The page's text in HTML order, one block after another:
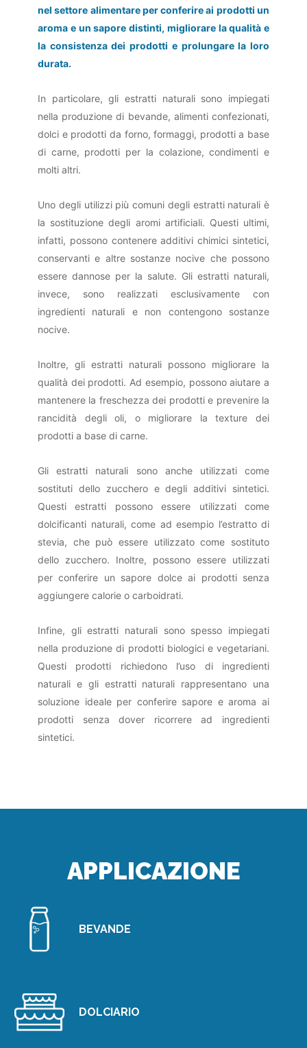
nel settore alimentare per conferire ai prodotti un
aroma e un sapore distinti, migliorare la qualità e
la consistenza dei prodotti e prolungare la loro
durata.
In particolare, gli estratti naturali sono impiegati
nella produzione di bevande, alimenti confezionati,
dolci e prodotti da forno, formaggi, prodotti a base
di carne, prodotti per la colazione, condimenti e
molti altri.
Uno degli utilizzi più comuni degli estratti naturali è
la sostituzione degli aromi artificiali. Questi ultimi,
infatti, possono contenere additivi chimici sintetici,
conservanti e altre sostanze nocive che possono
essere dannose per la salute. Gli estratti naturali,
invece, sono realizzati esclusivamente con
ingredienti naturali e non contengono sostanze
nocive.
Inoltre, gli estratti naturali possono migliorare la
qualità dei prodotti. Ad esempio, possono aiutare a
mantenere la freschezza dei prodotti e prevenire la
rancidità degli oli, o migliorare la texture dei
prodotti a base di carne.
Gli estratti naturali sono anche utilizzati come
sostituti dello zucchero e degli additivi sintetici.
Questi estratti possono essere utilizzati come
dolcificanti naturali, come ad esempio l’estratto di
stevia, che può essere utilizzato come sostituto
dello zucchero. Inoltre, possono essere utilizzati
per conferire un sapore dolce ai prodotti senza
aggiungere calorie o carboidrati.
Infine, gli estratti naturali sono spesso impiegati
nella produzione di prodotti biologici e vegetariani.
Questi prodotti richiedono l’uso di ingredienti
naturali e gli estratti naturali rappresentano una
soluzione ideale per conferire sapore e aroma ai
prodotti senza dover ricorrere ad ingredienti
sintetici.
APPLICAZIONE
BEVANDE
DOLCIARIO